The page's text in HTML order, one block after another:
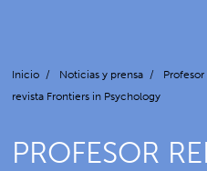
Inicio / Noticias y prensa /
revista Frontiers in Psychology
PROFESOR